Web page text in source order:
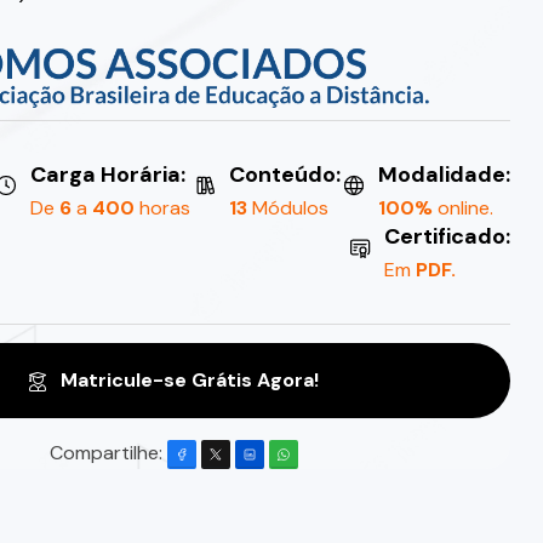
Carga Horária:
De 6a 400 horas
Conteúdo:
13Módulos
Modalidade:
100%online.
Certificado:
Em PDF.
Matricule-se Grátis Agora!
Compartilhe: